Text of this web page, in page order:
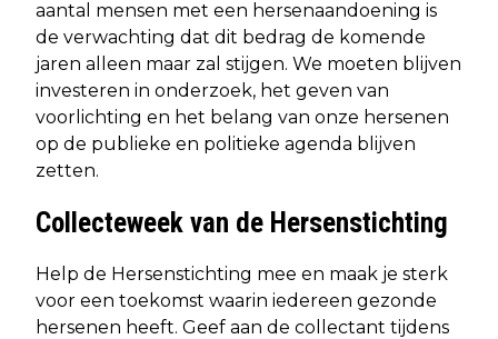
aantal mensen met een hersenaandoening is
de verwachting dat dit bedrag de komende
jaren alleen maar zal stijgen. We moeten blijven
investeren in onderzoek, het geven van
voorlichting en het belang van onze hersenen
op de publieke en politieke agenda blijven
zetten.
Collecteweek van de Hersenstichting
Help de Hersenstichting mee en maak je sterk
voor een toekomst waarin iedereen gezonde
hersenen heeft. Geef aan de collectant tijdens